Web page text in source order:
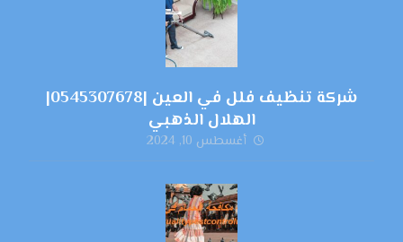
شركة تنظيف فلل في العين |0545307678|
الهلال الذهبي
أغسطس 10, 2024